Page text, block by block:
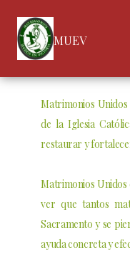
MUEV
Matrimonios
de la Iglesia
restaurar y
Matrimonios Unidos
ver que tantos
Sacramento y se
ayuda concreta y